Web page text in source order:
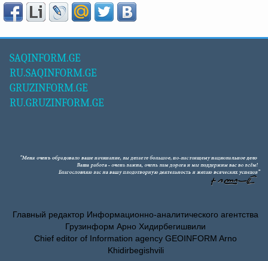
SAQINFORM.GE
RU.SAQINFORM.GE
GRUZINFORM.GE
RU.GRUZINFORM.GE
Главный редактор Информационно-аналитического агентства
Грузинформ Арно Хидирбегишвили
Chief editor of Information agency GEOINFORM Arno
Khidirbegishvili